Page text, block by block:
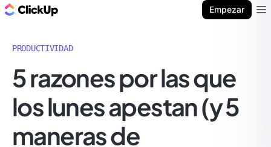
Empezar
PRODUCTIVIDAD
5 razones por las que
los lunes apestan (y 5
maneras de